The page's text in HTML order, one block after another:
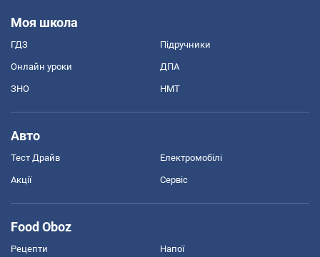
Моя школа
ГДЗ Підручники
Онлайн уроки ДПА
ЗНО НМТ
Авто
Тест Драйв Електромобілі
Акції Сервіс
Food Oboz
Рецепти Напої